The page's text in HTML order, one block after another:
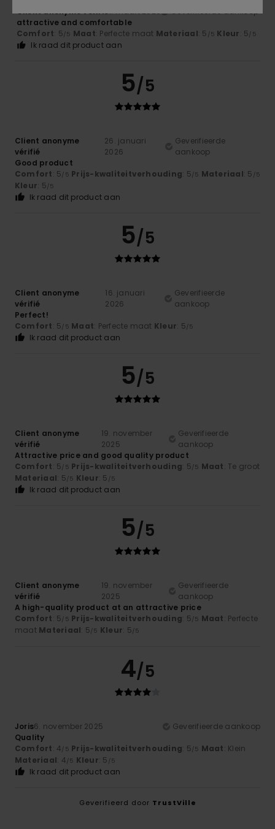
Client anonyme vérifié1. maart 2026
Geverifieerde aankoop
attractive and comfortable
Comfort: 5/5 Maat: Perfecte maat Materiaal: 5 /5 Kleur: 5/5
Ik raad dit product aan
5/5
Client anonyme
vérifié
26. januari
2026
Geverifieerde
aankoop
Good product
Comfort: 5/5 Prijs-kwaliteitverhouding: 5/5 Materiaal: 5 /5
Kleur: 5/5
Ik raad dit product aan
5/5
Client anonyme
vérifié
16. januari
2026
Geverifieerde
aankoop
Perfect!
Comfort: 5/5 Maat: Perfecte maat Kleur: 5/5
Ik raad dit product aan
5/5
Client anonyme
vérifié
19. november
2025
Geverifieerde
aankoop
Attractive price and good quality product
Comfort: 5/5 Prijs-kwaliteitverhouding: 5/5 Maat: Te groot
Materiaal: 5/5 Kleur: 5 /5
Ik raad dit product aan
5/5
Client anonyme
vérifié
19. november
2025
Geverifieerde
aankoop
A high-quality product at an attractive price
Comfort: 5/5 Prijs-kwaliteitverhouding: 5/5 Maat: Perfecte
maat Materiaal: 5/5 Kleur: 5/5
4/5
Joris6. november 2025
Geverifieerde aankoop
Quality
Comfort: 4/5 Prijs-kwaliteitverhouding: 5/5 Maat: Klein
Materiaal: 4/5 Kleur: 5 /5
Ik raad dit product aan
Geverifieerd door TrustVille